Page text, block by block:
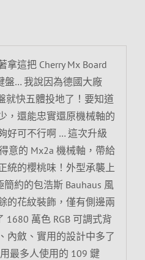
這把 Cherry Mx Board
盤… 我說因為德國大廠
就快五體投地了！要知道
，還能忠實還原機械軸的
好可不行啊 … 這次升級
意的 Mx2a 機械軸，帶給
統的櫻桃味！外型承襲上
簡約的包浩斯 Bauhaus 風
的花紋裝飾，僅有側邊兩
1680 萬色 RGB 可調式背
內斂、實用的設計中多了
最多人使用的 109 鍵